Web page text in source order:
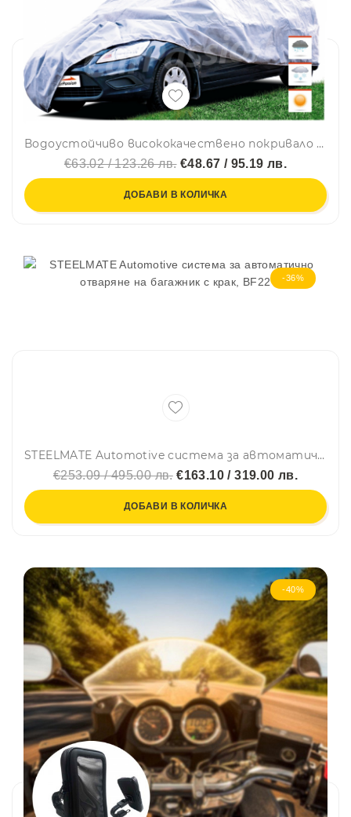
Водоустойчиво висококачествено покривало Perfect за SUV ван размер L Л 465 cm x 145 cm сив CarPassion
€63.02 / 123.26 лв.€48.67 / 95.19 лв.
ДОБАВИ В КОЛИЧКА
-36%
STEELMATE Automotive система за автоматично отваряне на багажник с крак, BF22
€253.09 / 495.00 лв.€163.10 / 319.00 лв.
ДОБАВИ В КОЛИЧКА
-40%